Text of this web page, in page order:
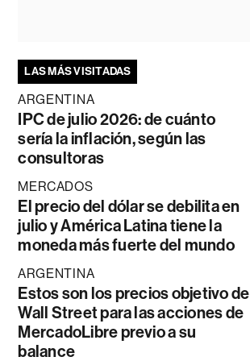
LAS MÁS VISITADAS
ARGENTINA
IPC de julio 2026: de cuánto
sería la inflación, según las
consultoras
MERCADOS
El precio del dólar se debilita en
julio y América Latina tiene la
moneda más fuerte del mundo
ARGENTINA
Estos son los precios objetivo de
Wall Street para las acciones de
MercadoLibre previo a su
balance